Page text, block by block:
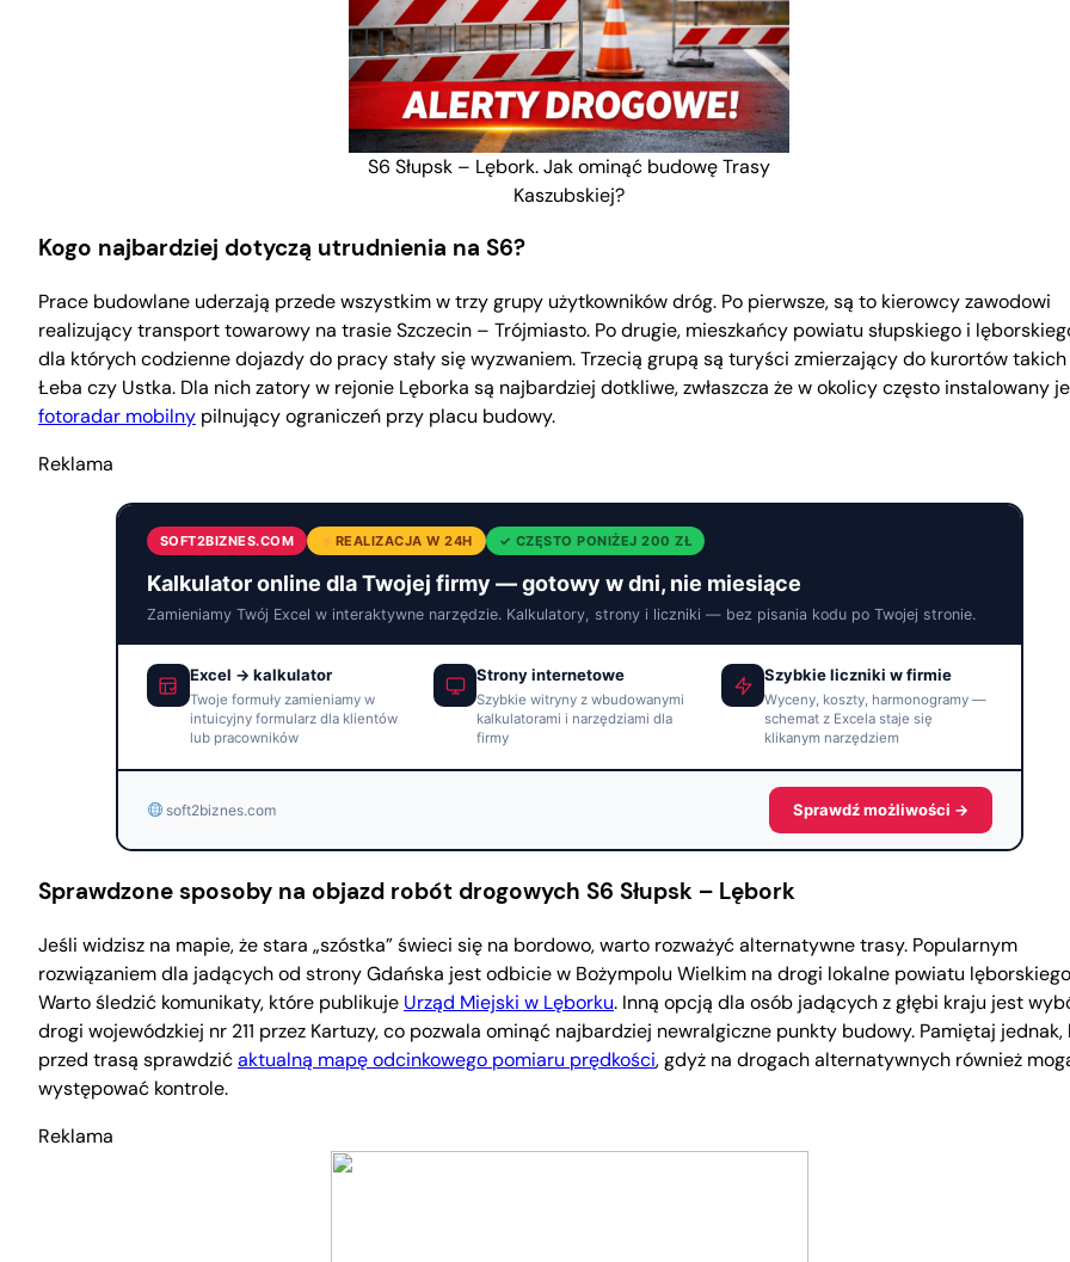
S6 Słupsk – Lębork. Jak ominąć budowę Trasy
Kaszubskiej?
Kogo najbardziej dotyczą utrudnienia na S6?
Prace budowlane uderzają przede wszystkim w trzy grupy użytkowników dróg. Po pierwsze, są to kierowcy zawodowi
realizujący transport towarowy na trasie Szczecin – Trójmiasto. Po drugie, mieszkańcy powiatu słupskiego i
dla których codzienne dojazdy do pracy stały się wyzwaniem. Trzecią grupą są turyści zmierzający do kurortów
Łeba czy Ustka. Dla nich zatory w rejonie Lęborka są najbardziej dotkliwe, zwłaszcza że w okolicy często instalowany
fotoradar mobilny pilnujący ograniczeń przy placu budowy.
Reklama
SOFT2BIZNES.COM REALIZACJA W 24H ✓ CZĘSTO PONIŻEJ 200 ZŁ
Kalkulator online dla Twojej firmy — gotowy w dni, nie miesiące
Zamieniamy Twój Excel w interaktywne narzędzie. Kalkulatory, strony i liczniki — bez pisania kodu po Twojej stronie.
Excel → kalkulator
Twoje formuły zamieniamy w
intuicyjny formularz dla klientów
lub pracowników
Strony internetowe
Szybkie witryny z wbudowanymi
kalkulatorami i narzędziami dla
firmy
Szybkie liczniki w firmie
Wyceny, koszty, harmonogramy —
schemat z Excela staje się
klikanym narzędziem
soft2biznes.com Sprawdź możliwości →
Sprawdzone sposoby na objazd robót drogowych S6 Słupsk – Lębork
Jeśli widzisz na mapie, że stara „szóstka” świeci się na bordowo, warto rozważyć alternatywne trasy. Popularnym
rozwiązaniem dla jadących od strony Gdańska jest odbicie w Bożympolu Wielkim na drogi lokalne powiatu
Warto śledzić komunikaty, które publikuje Urząd Miejski w Lęborku. Inną opcją dla osób jadących z głębi kraju jest
drogi wojewódzkiej nr 211 przez Kartuzy, co pozwala ominąć najbardziej newralgiczne punkty budowy. Pamiętaj jednak,
przed trasą sprawdzićaktualną mapę odcinkowego pomiaru prędkości, gdyż na drogach alternatywnych również
występować kontrole.
Reklama